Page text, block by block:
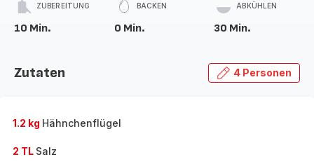
ZUBEREITUNG
10 Min.
BACKEN
0 Min.
ABKÜHLEN
30 Min.
Zutaten 4 Personen
1.2 kg Hähnchenflügel
2 TL Salz